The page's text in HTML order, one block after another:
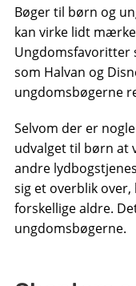
Bøger til børn og
kan virke lidt
Ungdomsfavoritter
som Halvan og
ungdomsbøgerne
Selvom der er
udvalget til børn at
andre
sig et overblik
forskellige aldre.
ungdomsbøgerne.